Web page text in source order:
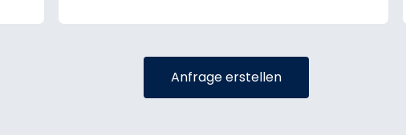
Anfrage erstellen